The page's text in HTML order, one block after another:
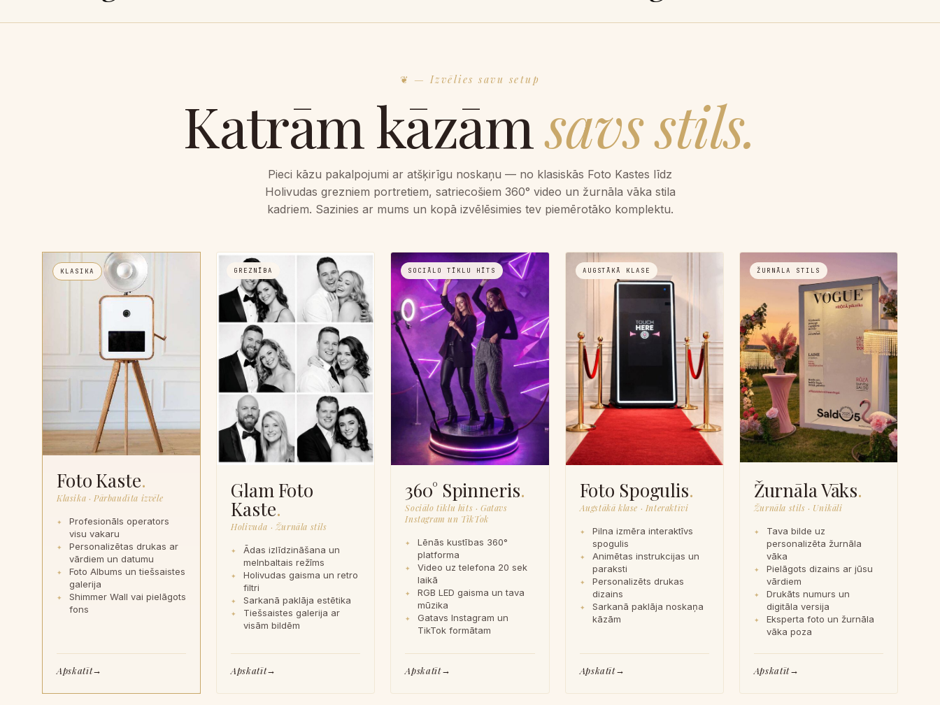
— Izvēlies savu setup
Katrām kāzāmsavs stils.
Pieci kāzu pakalpojumi ar atšķirīgu noskaņu — no klasiskās Foto Kastes līdz
Holivudas grezniem portretiem, satriecošiem 360° video un žurnāla vāka stila
kadriem. Sazinies ar mums un kopā izvēlēsimies tev piemērotāko komplektu.
KLASIKA
Foto Kaste.
Klasika · Pārbaudīta izvēle
Profesionāls operators
visu vakaru
Personalizētas drukas ar
vārdiem un datumu
Foto Albums un tiešsaistes
galerija
Shimmer Wall vai pielāgots
fons
Apskatīt
GREZNĪBA
Glam Foto
Kaste.
Holivuda · Žurnāla stils
Ādas izlīdzināšana un
melnbaltais režīms
Holivudas gaisma un retro
filtri
Sarkanā paklāja estētika
Tiešsaistes galerija ar
visām bildēm
Apskatīt
SOCIĀLO TĪKLU HĪTS
360° Spinneris.
Sociālo tīklu hīts · Gatavs
Instagram un TikTok
Lēnās kustības 360°
platforma
Video uz telefona 20 sek
laikā
RGB LED gaisma un tava
mūzika
Gatavs Instagram un
TikTok formātam
Apskatīt
AUGSTĀKĀ KLASE
Foto Spogulis.
Augstākā klase · Interaktīvi
Pilna izmēra interaktīvs
spogulis
Animētas instrukcijas un
paraksti
Personalizēts drukas
dizains
Sarkanā paklāja noskaņa
kāzām
Apskatīt
ŽURNĀLA STILS
Žurnāla Vāks.
Žurnāla stils · Unikāli
Tava bilde uz
personalizēta žurnāla
vāka
Pielāgots dizains ar jūsu
vārdiem
Drukāts numurs un
digitāla versija
Eksperta foto un žurnāla
vāka poza
Apskatīt